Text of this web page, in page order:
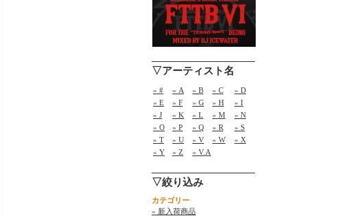
▽アーティスト名
» # » A » B » C
» D
» E
» F » G » H
» I
» J
» K » L » M
» N
» O
» P » Q » R
» S
» T
» U » V » W
» X
» Y
» Z » V.A
▽絞り込み
カテゴリー
» 新入荷商品